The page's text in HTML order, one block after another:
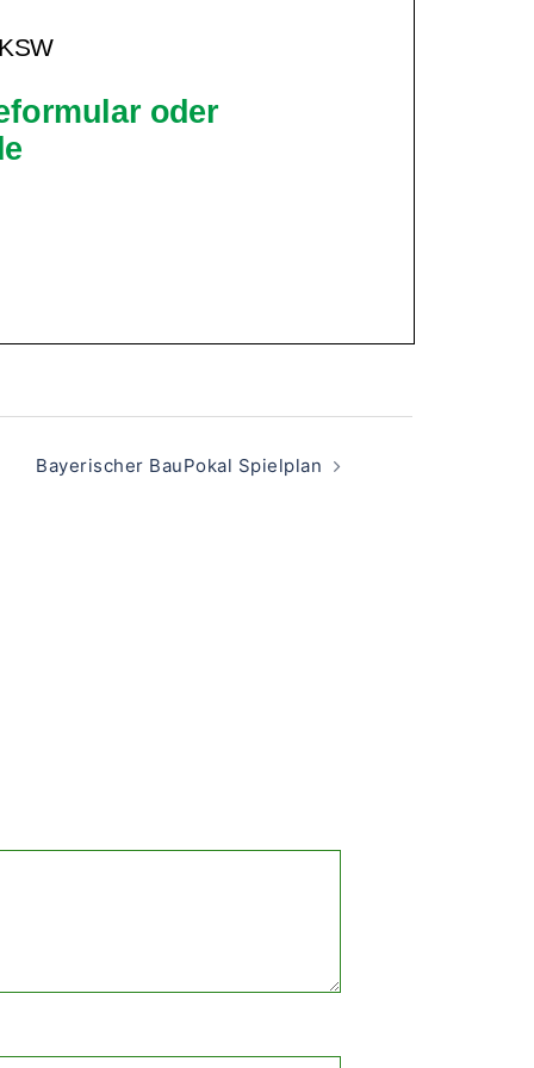
Bayerischer BauPokal Spielplan